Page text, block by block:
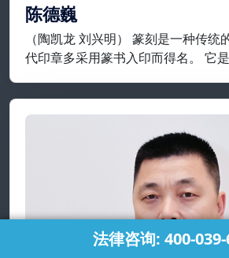
陈德巍
（陶凯龙 刘兴明） 篆刻是一种传统
代印章多采用篆书入印而得名。 它
言，它是指将在平面上设计好的纹
属、石头、牙、角等材质上。
法律咨询: 400-